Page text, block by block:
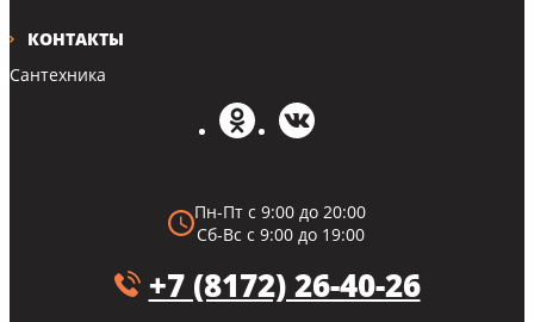
КОНТАКТЫ
Сантехника
Пн-Пт с 9:00 до 20:00
Сб-Вс с 9:00 до 19:00
+7 (8172) 26-40-26